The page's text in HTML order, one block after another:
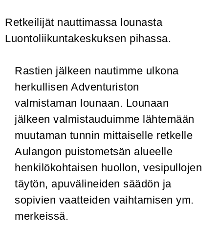
Retkeilijät nauttimassa lounasta
Luontoliikuntakeskuksen pihassa.
Rastien jälkeen nautimme ulkona
herkullisen Adventuriston
valmistaman lounaan. Lounaan
jälkeen valmistauduimme lähtemään
muutaman tunnin mittaiselle retkelle
Aulangon puistometsän alueelle
henkilökohtaisen huollon, vesipullojen
täytön, apuvälineiden säädön ja
sopivien vaatteiden vaihtamisen ym.
merkeissä.